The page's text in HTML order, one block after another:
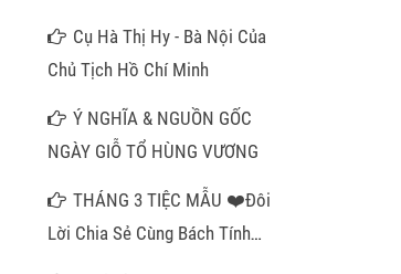
Cụ Hà Thị Hy - Bà Nội Của
Chủ Tịch Hồ Chí Minh
Ý NGHĨA & NGUỒN GỐC
NGÀY GIỖ TỔ HÙNG VƯƠNG
THÁNG 3 TIỆC MẪU ❤️Đôi
Lời Chia Sẻ Cùng Bách Tính